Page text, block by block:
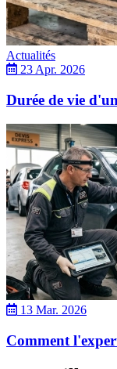
Actualités
23 Apr. 2026
Durée de vie
13 Mar. 2026
Comment